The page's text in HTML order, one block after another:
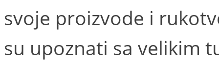
svoje proizvode i
su upoznati sa velikim